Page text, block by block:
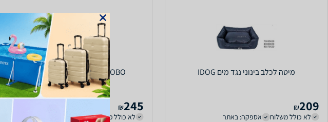
מיטה לכלב בינוני נגד מים IDOG
209
₪
לא כולל משלוח
אספקה: באתר
BOBO בובו מיטת אושן בצבע אפור S
245
₪
לא כולל משלוח
עד 3 ימי עסקים